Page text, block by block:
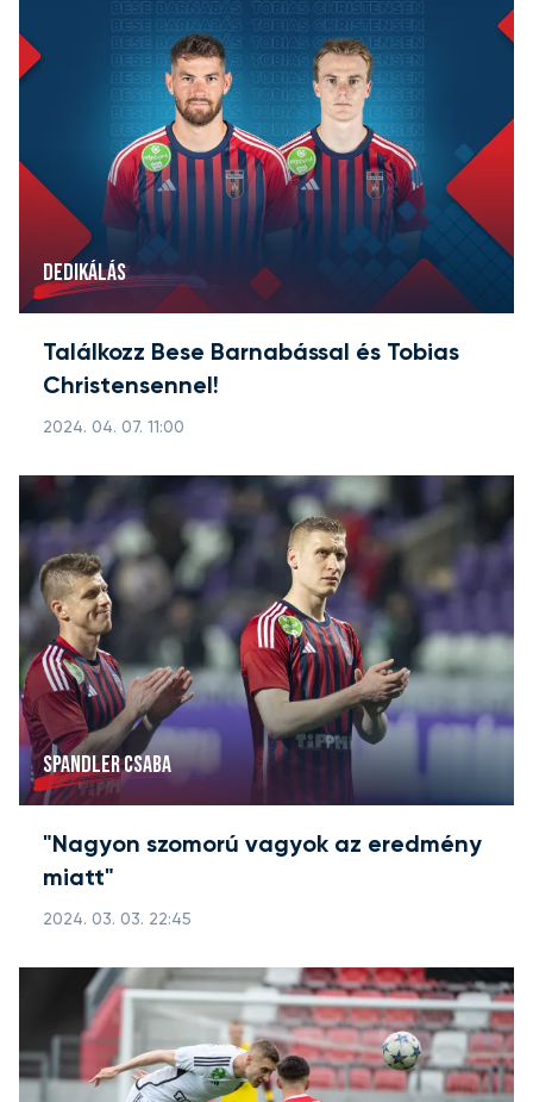
DEDIKÁLÁS
Találkozz Bese Barnabással és Tobias
Christensennel!
2024. 04. 07. 11:00
SPANDLER CSABA
"Nagyon szomorú vagyok az eredmény
miatt"
2024. 03. 03. 22:45